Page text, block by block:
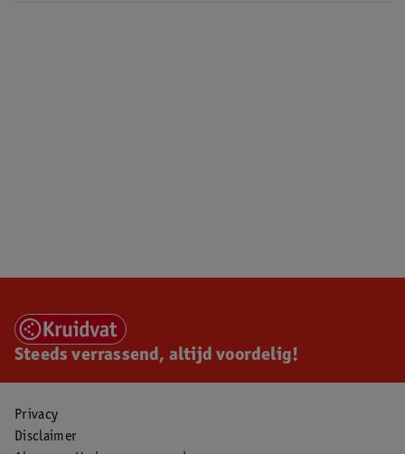
Steeds verrassend, altijd voordelig!
Privacy
Disclaimer